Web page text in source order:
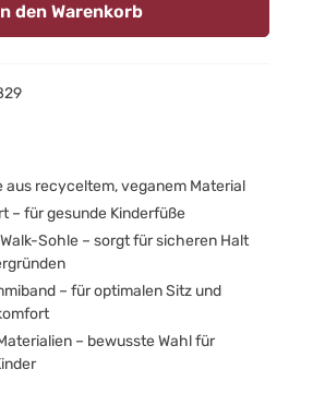
den Warenkorb
aus recyceltem, veganem Material
– für gesunde Kinderfüße
Sohle – sorgt für sicheren Halt
– für optimalen Sitz und
– bewusste Wahl für